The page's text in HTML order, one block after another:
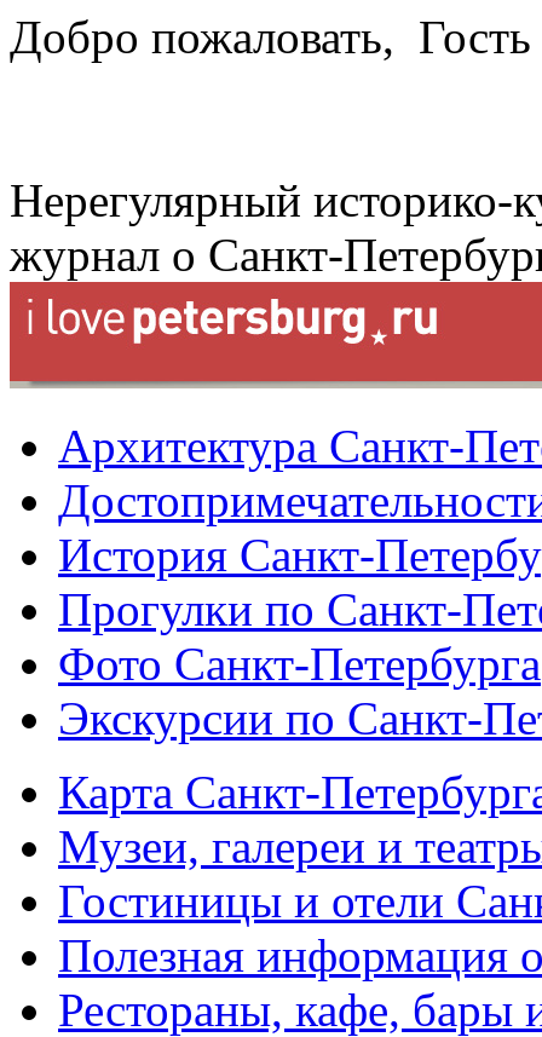
Добро пожаловать, Гость
Нерегулярный историко-
журнал о Санкт-
Архитектура Санкт-
История Санкт-
Прогулки по Санкт-
Фото Санкт-Петербурга
Экскурсии по Санкт-
Карта Санкт-
Музеи, галереи и
Гостиницы и отели
Полезная информация
Рестораны, кафе, бары